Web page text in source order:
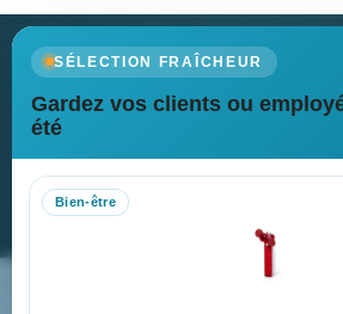
SÉLECTION FRAÎCHEUR
Gardez vos clients ou
été
Bien-être
Newsletter
Recevez nos dernières nouvelles et
Nos expertises &